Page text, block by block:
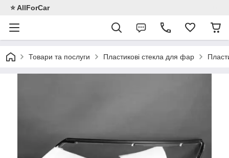
⭐️ AllForCar
Товари та послуги Пластикові стекла для фар